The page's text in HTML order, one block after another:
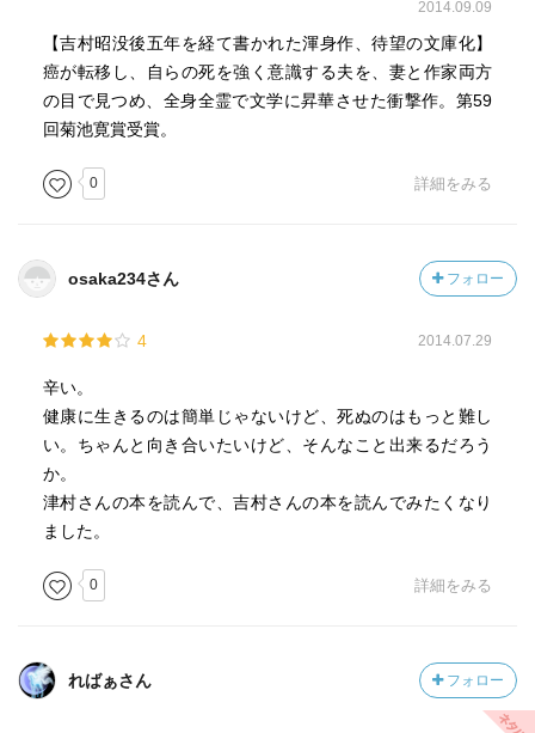
2014.09.09
【吉村昭没後五年を経て書かれた渾身作、待望の文庫化】
癌が転移し、自らの死を強く意識する夫を、妻と作家両方
の目で見つめ、全身全霊で文学に昇華させた衝撃作。第59
回菊池寛賞受賞。
0 詳細をみる
osaka234さん フォロー
4 2014.07.29
辛い。
健康に生きるのは簡単じゃないけど、死ぬのはもっと難し
い。ちゃんと向き合いたいけど、そんなこと出来るだろう
か。
津村さんの本を読んで、吉村さんの本を読んでみたくなり
ました。
0 詳細をみる
ればぁさん フォロー